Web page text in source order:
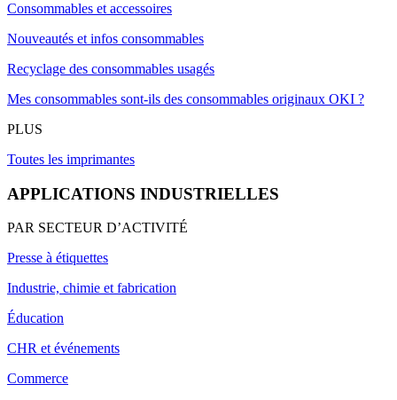
Consommables et accessoires
Nouveautés et infos consommables
Recyclage des consommables usagés
Mes consommables sont-ils des consommables originaux OKI ?
PLUS
Toutes les imprimantes
APPLICATIONS INDUSTRIELLES
PAR SECTEUR D’ACTIVITÉ
Presse à étiquettes
Industrie, chimie et fabrication
Éducation
CHR et événements
Commerce